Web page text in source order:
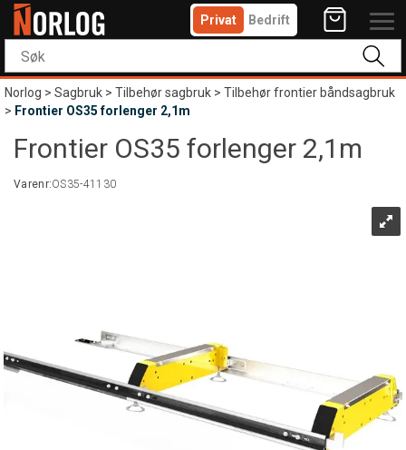
Privat Bedrift
Norlog>Sagbruk>Tilbehør sagbruk>Tilbehør frontier båndsagbruk
> Frontier OS35 forlenger 2,1m
Frontier OS35 forlenger 2,1m
Varenr:OS35-41130